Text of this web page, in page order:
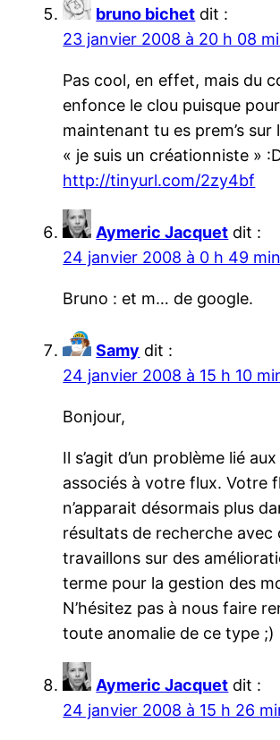
bruno bichet dit :
23 janvier 2008 à 20 h 08
Pas cool, en effet, mais du
enfonce le clou puisque
maintenant tu es prem’s sur
« je suis un créationniste »
http://tinyurl.com/2zy4bf
Aymeric Jacquet dit :
24 janvier 2008 à 0 h 49 min
Bruno : et m… de google.
Samy dit :
24 janvier 2008 à 15 h 10
Bonjour,
Il s’agit d’un problème lié
associés à votre flux. Votre
n’apparait désormais plus
résultats de recherche avec
travaillons sur des
terme pour la gestion des
N’hésitez pas à nous faire
toute anomalie de ce type ;)
Aymeric Jacquet dit :
24 janvier 2008 à 15 h 26